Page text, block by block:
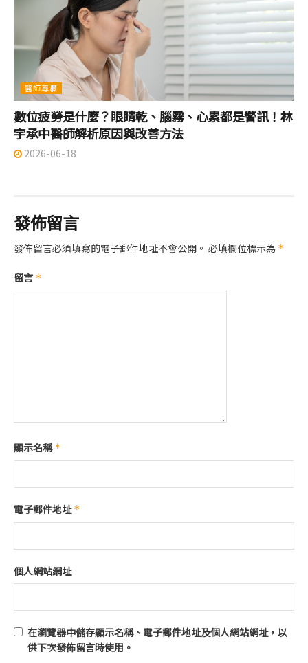
醫師專欄
數位疲勞是什麼？眼睛乾、腦霧、心累都是警訊！林
宇承中醫師解析原因與改善方法
2026-06-18
發佈留言
發佈留言必須填寫的電子郵件地址不會公開。 必填欄位標示為 *
留言*
顯示名稱*
電子郵件地址*
個人網站網址
在瀏覽器中儲存顯示名稱、電子郵件地址及個人網站網址，以
供下次發佈留言時使用。